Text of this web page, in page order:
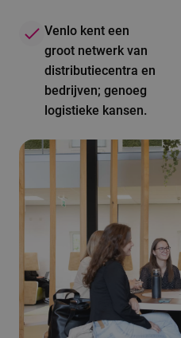
Venlo kent een
groot netwerk van
distributiecentra en
bedrijven; genoeg
logistieke kansen.